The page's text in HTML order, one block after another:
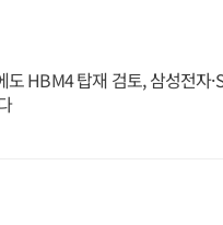
HBM4 탑재 검토, 삼성전자